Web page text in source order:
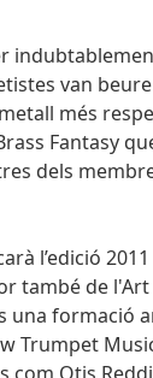
van
més
Fantasy
dels
l’edició
també de l'Art
una
Trumpet